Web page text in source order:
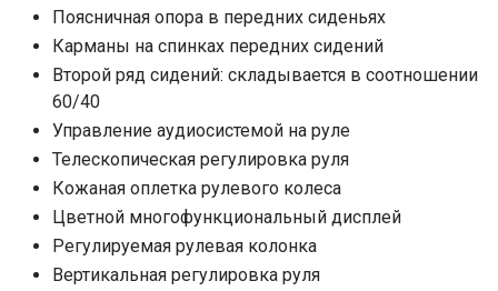
Поясничная опора в передних сиденьях
Карманы на спинках передних сидений
Второй ряд сидений: складывается в соотношении
60/40
Управление аудиосистемой на руле
Телескопическая регулировка руля
Кожаная оплетка рулевого колеса
Цветной многофункциональный дисплей
Регулируемая рулевая колонка
Вертикальная регулировка руля